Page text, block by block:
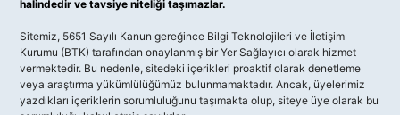
halindedir ve tavsiye niteliği taşımazlar.
Sitemiz, 5651 Sayılı Kanun gereğince Bilgi Teknolojileri ve İletişim
Kurumu (BTK) tarafından onaylanmış bir Yer Sağlayıcı olarak hizmet
vermektedir. Bu nedenle, sitedeki içerikleri proaktif olarak denetleme
veya araştırma yükümlülüğümüz bulunmamaktadır. Ancak, üyelerimiz
yazdıkları içeriklerin sorumluluğunu taşımakta olup, siteye üye olarak bu